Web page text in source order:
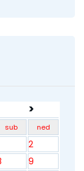
>
sub ned
2
9